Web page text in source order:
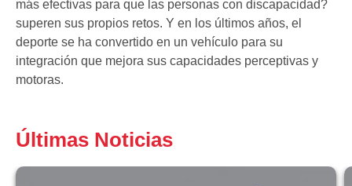
más efectivas para que las personas con discapacidad?
superen sus propios retos. Y en los últimos años, el
deporte se ha convertido en un vehículo para su
integración que mejora sus capacidades perceptivas y
motoras.
Últimas Noticias